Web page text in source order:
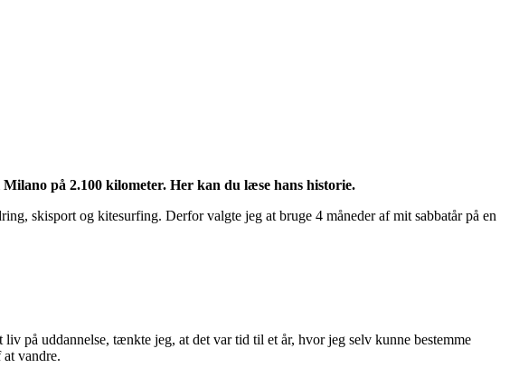
på 2.100 kilometer. Her kan du læse hans historie.
skisport og kitesurfing. Derfor valgte jeg at bruge 4 måneder af mit sabbatår på en
på uddannelse, tænkte jeg, at det var tid til et år, hvor jeg selv kunne bestemme
vandre.